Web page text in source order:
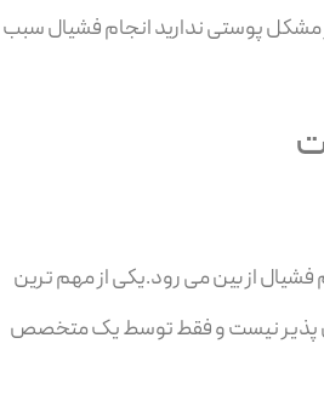
پوستی ندارید انجام فشیال سبب
از بین می رود.یکی از مهم ترین
پذیر نیست و فقط توسط یک متخصص